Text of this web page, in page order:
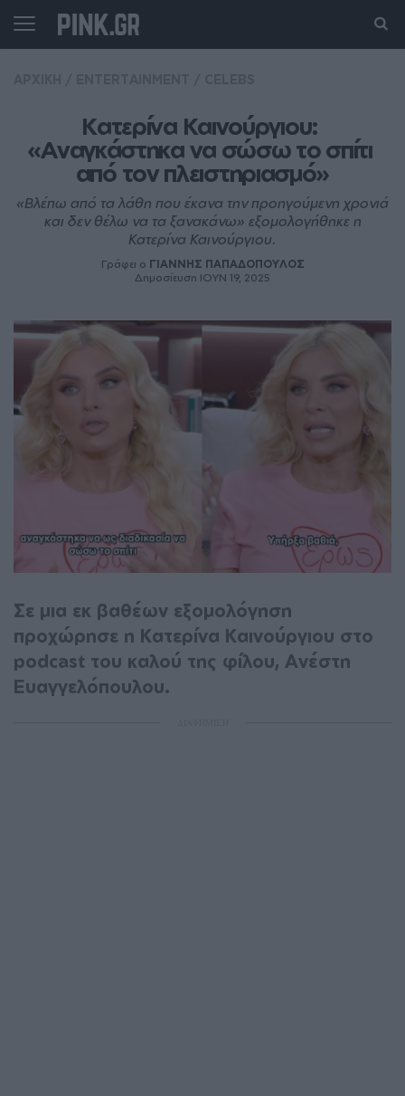
Κατερίνα Καινούργιου:
«Aναγκάστηκα να σώσω το σπίτι
από τον πλειστηριασμό»
«Βλέπω από τα λάθη που έκανα την προηγούμενη χρονιά
και δεν θέλω να τα ξανακάνω» εξομολογήθηκε η
Κατερίνα Καινούργιου.
Γράφει ο ΓΙΑΝΝΗΣ ΠΑΠΑΔΟΠΟΥΛΟΣ
Δημοσίευση ΙΟΥΝ 19, 2025
Σε μια εκ βαθέων εξομολόγηση
προχώρησε η Κατερίνα Καινούργιου στο
podcast του καλού της φίλου, Ανέστη
Ευαγγελόπουλου.